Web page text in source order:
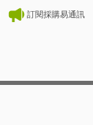
訂閱採購易通訊